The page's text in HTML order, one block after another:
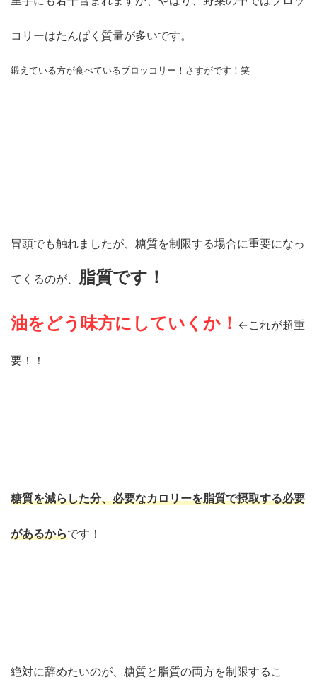
コリーはたんぱく質量が多いです。
鍛えている方が食べているブロッコリー！さすがです！笑
冒頭でも触れましたが、糖質を制限する場合に重要になっ
てくるのが、 脂質です！
油をどう味方にしていくか！ ←これが超重
要！！
糖質を減らした分、必要なカロリーを脂質で摂取する必要
があるからです！
絶対に辞めたいのが、糖質と脂質の両方を制限するこ